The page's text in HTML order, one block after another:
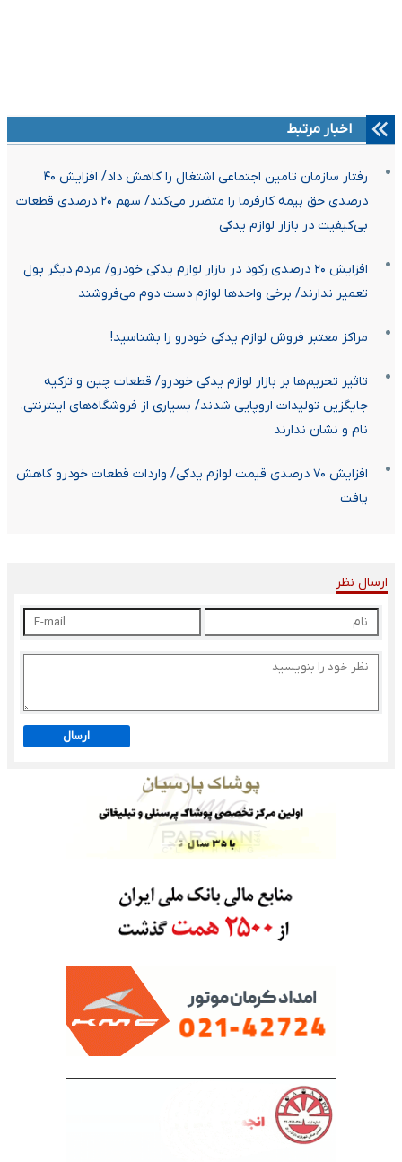
اخبار مرتبط
رفتار سازمان تامین اجتماعی اشتغال را کاهش داد/ افزایش ۴۰
درصدی حق بیمه کارفرما را متضرر می‌کند/ سهم ۲۰ درصدی قطعات
بی‌کیفیت در بازار لوازم یدکی
افزایش ۲۰ درصدی رکود در بازار لوازم یدکی خودرو/ مردم دیگر پول
تعمیر ندارند/ برخی واحدها لوازم دست دوم می‌فروشند
مراکز معتبر فروش لوازم یدکی خودرو را بشناسید!
تاثیر تحریم‌ها بر بازار لوازم یدکی خودرو/ قطعات چین و ترکیه
جایگزین تولیدات اروپایی‌ شدند/ بسیاری از فروشگاه‌های اینترنتی،
نام و نشان ندارند
افزایش ۷۰ درصدی قیمت لوازم یدکی/ واردات قطعات خودرو کاهش
یافت
ارسال نظر
ارسال